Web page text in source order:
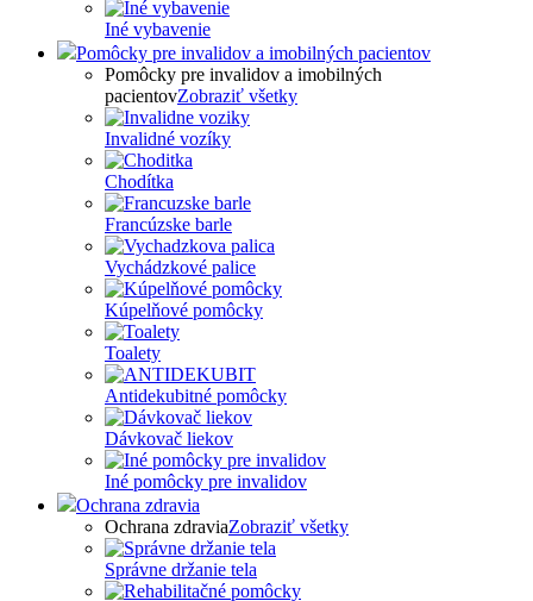
Iné vybavenie
Pomôcky pre invalidov a imobilných pacientov
Pomôcky pre invalidov a imobilných
pacientovZobraziť všetky
Invalidné vozíky
Chodítka
Francúzske barle
Vychádzkové palice
Kúpelňové pomôcky
Toalety
Antidekubitné pomôcky
Dávkovač liekov
Iné pomôcky pre invalidov
Ochrana zdravia
Ochrana zdraviaZobraziť všetky
Správne držanie tela